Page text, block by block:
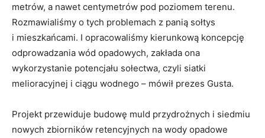
metrów, a nawet centymetrów pod poziomem terenu.
Rozmawialiśmy o tych problemach z panią sołtys
i mieszkańcami. I opracowaliśmy kierunkową koncepcję
odprowadzania wód opadowych, zakłada ona
wykorzystanie potencjału sołectwa, czyli siatki
melioracyjnej i ciągu wodnego – mówił prezes Gusta.
Projekt przewiduje budowę muld przydrożnych i siedmiu
nowych zbiorników retencyjnych na wody opadowe